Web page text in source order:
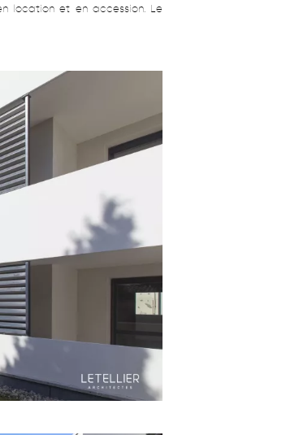
location et en accession. Le